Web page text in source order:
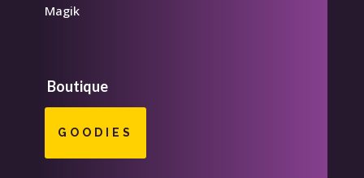
Magik
Boutique
GOODIES